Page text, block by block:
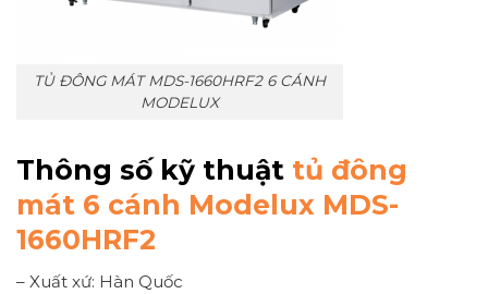
TỦ ĐÔNG MÁT MDS-1660HRF2 6 CÁNH
MODELUX
Thông số kỹ thuật tủ đông
mát 6 cánh Modelux MDS-
1660HRF2
– Xuất xứ: Hàn Quốc